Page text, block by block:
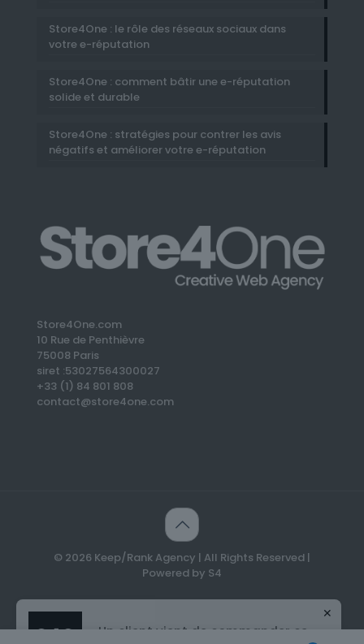
Store4One : le rôle des réseaux sociaux dans
votre e-réputation
Store4One : comment bâtir une e-réputation
solide et durable
Store4One : stratégies pour contrer les avis
négatifs et améliorer votre e-réputation
Store4One.com
10 Rue de Penthièvre
75008 Paris
siret :53027564300027
+33 (1) 84 801 808
contact@store4one.com
© 2026 Keep/Rank Agency | All Rights Reserved |
Powered by S4
Un client vient de commander ce
produit Création d’un Blog – 300